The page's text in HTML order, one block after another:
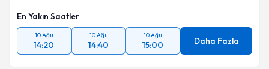
Takvim Talebini Gönder
En Yakın Saatler
10 Ağu
14:20
10 Ağu
14:40
10 Ağu
15:00 Daha Fazla